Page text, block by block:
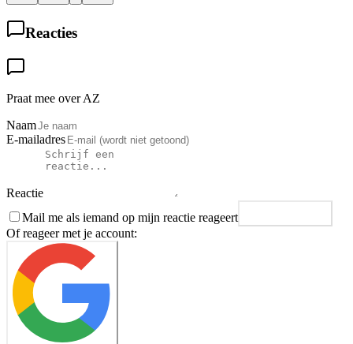
Reacties
Praat mee over AZ
Naam
E-mailadres
Reactie
Mail me als iemand op mijn reactie reageert
Of reageer met je account: